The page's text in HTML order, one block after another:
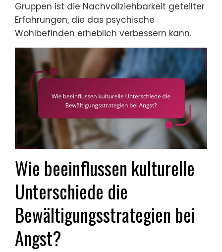
Gruppen ist die Nachvollziehbarkeit geteilter
Erfahrungen, die das psychische
Wohlbefinden erheblich verbessern kann.
Wie beeinflussen kulturelle
Unterschiede die
Bewältigungsstrategien bei
Angst?